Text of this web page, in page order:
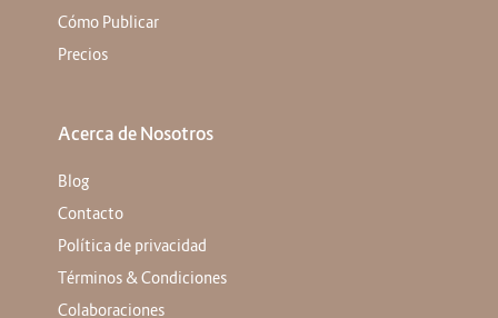
Cómo Publicar
Precios
Acerca de Nosotros
Blog
Contacto
Política de privacidad
Términos & Condiciones
Colaboraciones